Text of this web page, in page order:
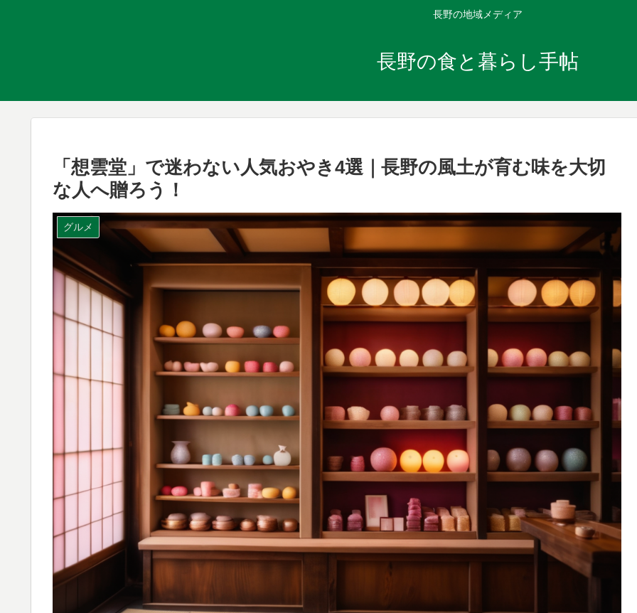
長野の地域メディア
長野の食と暮らし手帖
「想雲堂」で迷わない人気おやき4選｜長野の風土が育む味を大切
な人へ贈ろう！
グルメ